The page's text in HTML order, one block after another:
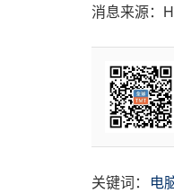
消息来源：
关键词： 电